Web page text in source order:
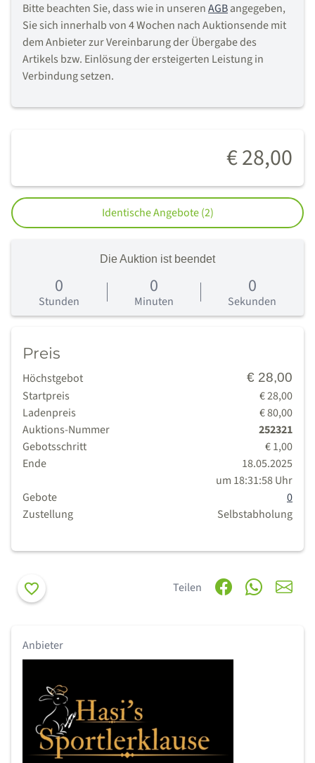
€ 28,00
Identische Angebote (2)
Die Auktion ist beendet
0
Stunden
0
Minuten
0
Sekunden
Preis
Höchstgebot € 28,00
Startpreis
€ 28,00
Ladenpreis
€ 80,00
Auktions-Nummer
252321
Gebotsschritt
€ 1,00
Ende
18.05.2025
um 18:31:58 Uhr
Gebote
0
Zustellung
Selbstabholung
Merken Teilen
Bitte beachten Sie, dass wie in unserenAGBangegeben,
Sie sich innerhalb von 4 Wochen nach Auktionsende mit
dem Anbieter zur Vereinbarung der Übergabe des
Artikels bzw. Einlösung der ersteigerten Leistung in
Verbindung setzen.
Anbieter